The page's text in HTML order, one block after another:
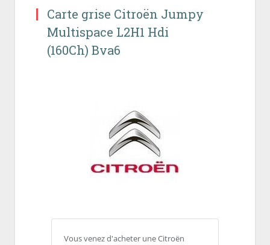
Carte grise Citroën Jumpy
Multispace L2H1 Hdi
(160Ch) Bva6
Vous venez d'acheter une Citroën